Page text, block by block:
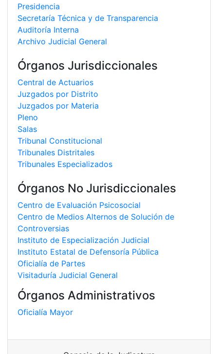
Presidencia
Secretaría Técnica y de Transparencia
Auditoría Interna
Archivo Judicial General
Órganos Jurisdiccionales
Central de Actuarios
Juzgados por Distrito
Juzgados por Materia
Pleno
Salas
Tribunal Constitucional
Tribunales Distritales
Tribunales Especializados
Órganos No Jurisdiccionales
Centro de Evaluación Psicosocial
Centro de Medios Alternos de Solución de
Controversias
Instituto de Especialización Judicial
Instituto Estatal de Defensoría Pública
Oficialía de Partes
Visitaduría Judicial General
Órganos Administrativos
Oficialía Mayor